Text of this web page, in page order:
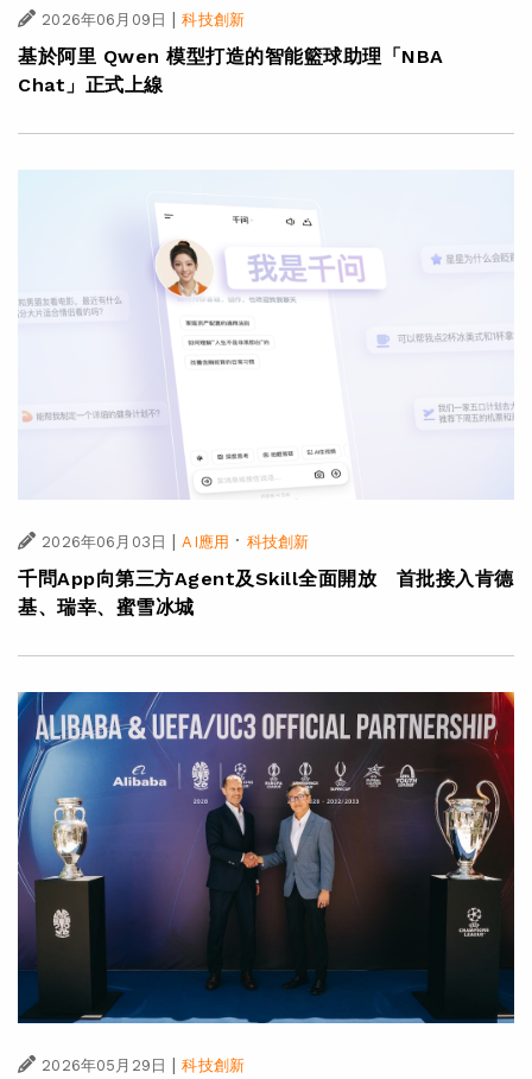
2026年06月09日 | 科技創新
基於阿里 Qwen 模型打造的智能籃球助理「NBA
Chat」正式上線
2026年06月03日 | AI應用 · 科技創新
千問App向第三方Agent及Skill全面開放 首批接入肯德
基、瑞幸、蜜雪冰城
2026年05月29日 | 科技創新